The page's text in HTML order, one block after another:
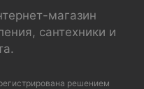
магазин
сантехники и
решением